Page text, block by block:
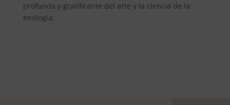
profunda y gratificante del arte y la ciencia de la
enología.